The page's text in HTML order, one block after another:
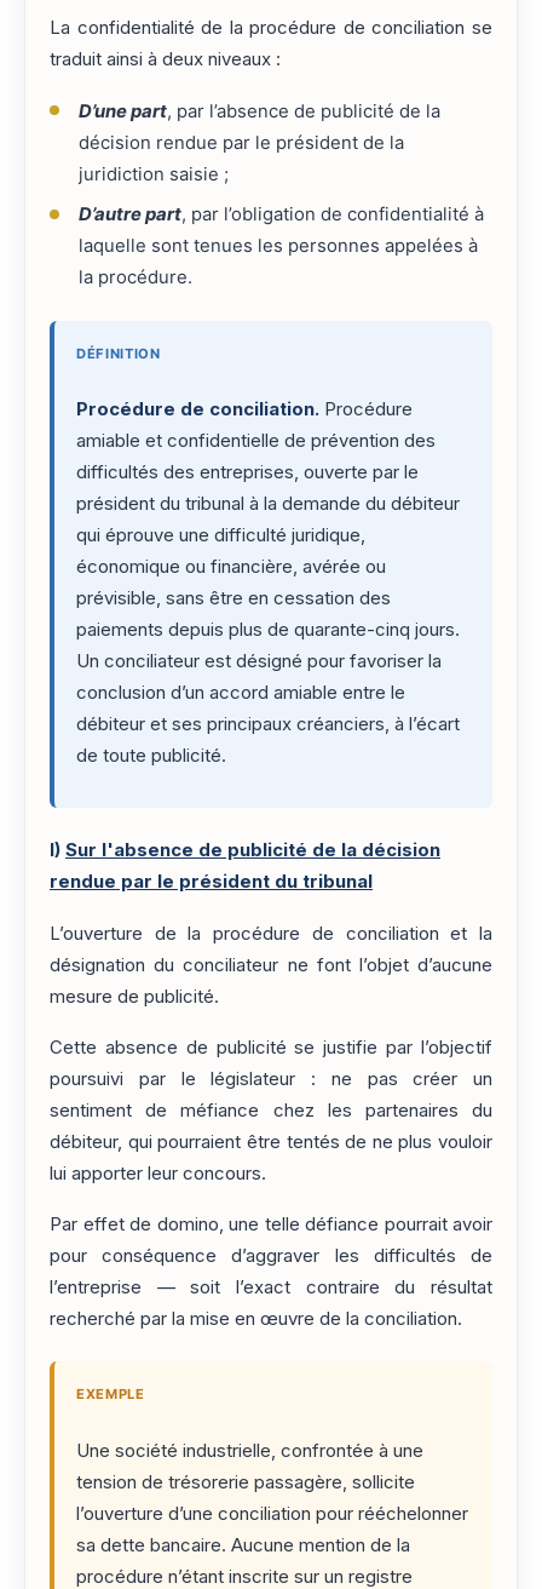
La confidentialité de la procédure de conciliation se
traduit ainsi à deux niveaux :
D’une part, par l’absence de publicité de la
décision rendue par le président de la
juridiction saisie ;
D’autre part, par l’obligation de confidentialité à
laquelle sont tenues les personnes appelées à
la procédure.
DÉFINITION
Procédure de conciliation. Procédure
amiable et confidentielle de prévention des
difficultés des entreprises, ouverte par le
président du tribunal à la demande du débiteur
qui éprouve une difficulté juridique,
économique ou financière, avérée ou
prévisible, sans être en cessation des
paiements depuis plus de quarante-cinq jours.
Un conciliateur est désigné pour favoriser la
conclusion d’un accord amiable entre le
débiteur et ses principaux créanciers, à l’écart
de toute publicité.
I) Sur l'absence de publicité de la décision
rendue par le président du tribunal
L’ouverture de la procédure de conciliation et la
désignation du conciliateur ne font l’objet d’aucune
mesure de publicité.
Cette absence de publicité se justifie par l’objectif
poursuivi par le législateur : ne pas créer un
sentiment de méfiance chez les partenaires du
débiteur, qui pourraient être tentés de ne plus vouloir
lui apporter leur concours.
Par effet de domino, une telle défiance pourrait avoir
pour conséquence d’aggraver les difficultés de
l’entreprise — soit l’exact contraire du résultat
recherché par la mise en œuvre de la conciliation.
EXEMPLE
Une société industrielle, confrontée à une
tension de trésorerie passagère, sollicite
l’ouverture d’une conciliation pour rééchelonner
sa dette bancaire. Aucune mention de la
procédure n’étant inscrite sur un registre